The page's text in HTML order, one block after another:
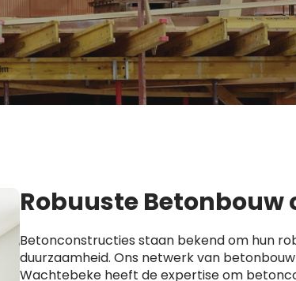
Robuuste
Betonconstructies staan bekend om hun
duurzaamheid. Ons netwerk van
Wachtebeke heeft de expertise om